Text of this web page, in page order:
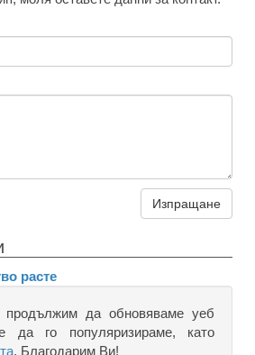
Изпращане
расте
да обновяваме уеб
да го популяризираме, като
. Благодарим Ви!